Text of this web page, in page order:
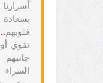
قلوبهم..
تقوي